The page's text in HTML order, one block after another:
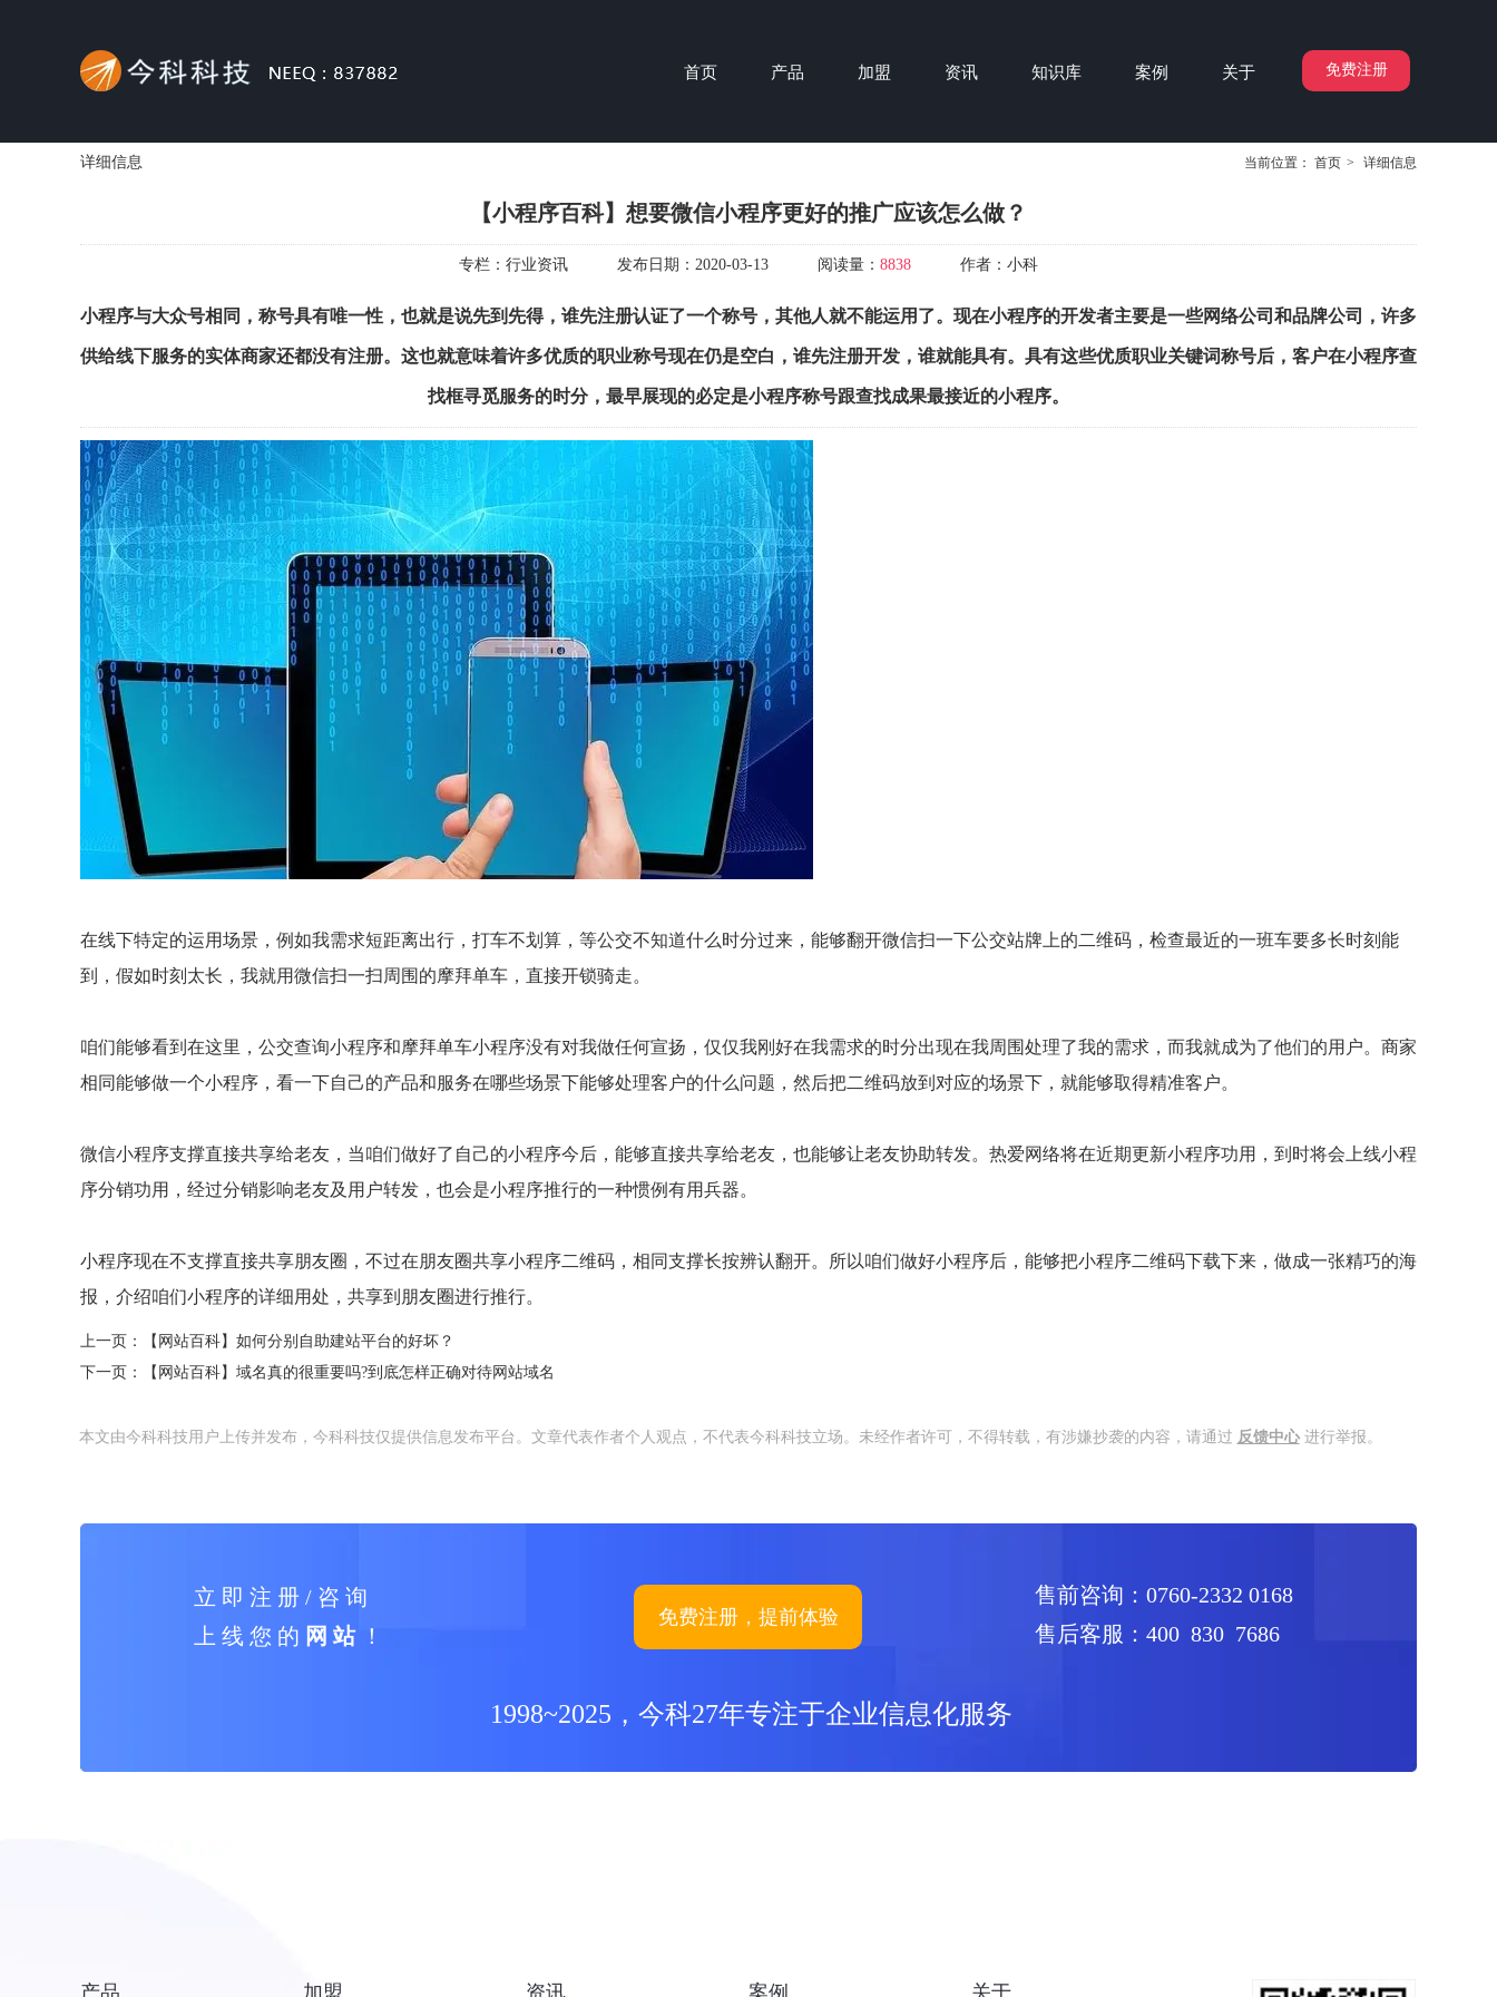
免费注册
首页 产品 加盟 资讯 知识库 案例 关于
详细信息 当前位置： 首页 > 详细信息
【小程序百科】想要微信小程序更好的推广应该怎么做？
专栏： 行业资讯 发布日期： 2020-03-13 阅读量： 8838 作者： 小科
小程序与大众号相同，称号具有唯一性，也就是说先到先得，谁先注册认证了一个称号，其他人就不能运用了。现在小程序的开发者主要是一些网络公司和品牌公司，许多
供给线下服务的实体商家还都没有注册。这也就意味着许多优质的职业称号现在仍是空白，谁先注册开发，谁就能具有。具有这些优质职业关键词称号后，客户在小程序查
找框寻觅服务的时分，最早展现的必定是小程序称号跟查找成果最接近的小程序。
在线下特定的运用场景，例如我需求短距离出行，打车不划算，等公交不知道什么时分过来，能够翻开微信扫一下公交站牌上的二维码，检查最近的一班车要多长时刻能
到，假如时刻太长，我就用微信扫一扫周围的摩拜单车，直接开锁骑走。
咱们能够看到在这里，公交查询小程序和摩拜单车小程序没有对我做任何宣扬，仅仅我刚好在我需求的时分出现在我周围处理了我的需求，而我就成为了他们的用户。商家
相同能够做一个小程序，看一下自己的产品和服务在哪些场景下能够处理客户的什么问题，然后把二维码放到对应的场景下，就能够取得精准客户。
微信小程序支撑直接共享给老友，当咱们做好了自己的小程序今后，能够直接共享给老友，也能够让老友协助转发。热爱网络将在近期更新小程序功用，到时将会上线小程
序分销功用，经过分销影响老友及用户转发，也会是小程序推行的一种惯例有用兵器。
小程序现在不支撑直接共享朋友圈，不过在朋友圈共享小程序二维码，相同支撑长按辨认翻开。所以咱们做好小程序后，能够把小程序二维码下载下来，做成一张精巧的海
报，介绍咱们小程序的详细用处，共享到朋友圈进行推行。
上一页：
【网站百科】如何分别自助建站平台的好坏？
下一页：
【网站百科】域名真的很重要吗?到底怎样正确对待网站域名
本文由今科科技用户上传并发布，今科科技仅提供信息发布平台。文章代表作者个人观点，不代表今科科技立场。未经作者许可，不得转载，有涉嫌抄袭的内容，请通过 反馈中心进行举报。
售前咨询：0760-2332 0168
售后客服：400 830 7686
1998~2025，今科27年专注于企业信息化服务
立 即 注 册 / 咨 询
上 线 您 的 网 站！
免费注册，提前体验
产品 加盟 资讯 案例 关于